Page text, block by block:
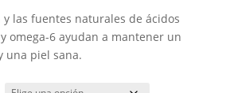
hasta
98,12 €
y las fuentes naturales de ácidos
omega-6 ayudan a mantener un
una piel sana.